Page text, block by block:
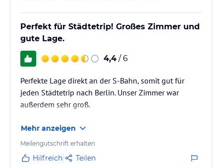
Perfekt für Städtetrip! Großes Zimmer und
gute Lage.
4,4 / 6
Perfekte Lage direkt an der S-Bahn, somit gut für
jeden Städtetrip nach Berlin. Unser Zimmer war
außerdem sehr groß.
Mehr anzeigen
Meilengutschrift erhalten
Hilfreich Teilen